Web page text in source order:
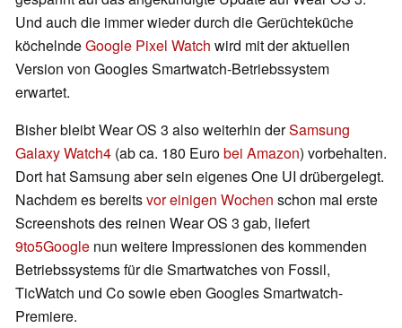
Und auch die immer wieder durch die Gerüchteküche
köchelndeGoogle Pixel Watch wird mit der aktuellen
Version von Googles Smartwatch-Betriebssystem
erwartet.
Bisher bleibt Wear OS 3 also weiterhin derSamsung
Galaxy Watch4 (ab ca. 180 Eurobei Amazon) vorbehalten.
Dort hat Samsung aber sein eigenes One UI drübergelegt.
Nachdem es bereitsvor einigen Wochen schon mal erste
Screenshots des reinen Wear OS 3 gab, liefert
9to5Google nun weitere Impressionen des kommenden
Betriebssystems für die Smartwatches von Fossil,
TicWatch und Co sowie eben Googles Smartwatch-
Premiere.